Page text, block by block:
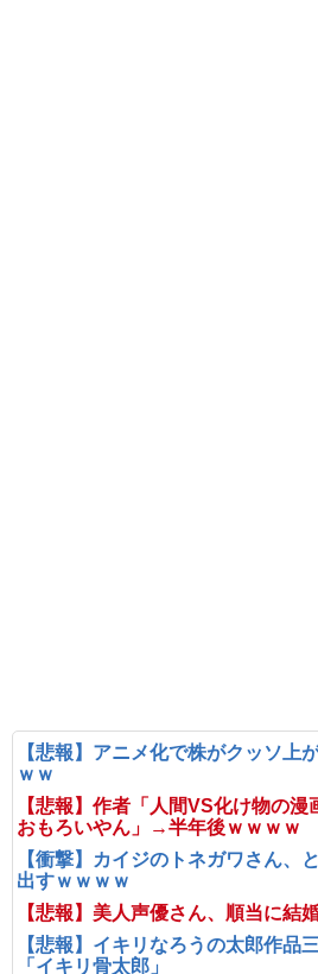
【悲報】アニメ化で株がクッソ上
ｗｗ
【悲報】作者「人間VS化け物の
おもろいやん」→半年後ｗｗｗｗ
【衝撃】カイジのトネガワさん、
出すｗｗｗｗ
【悲報】美人声優さん、順当に結
【悲報】イキリなろうの太郎作品
「イキリ骨太郎」